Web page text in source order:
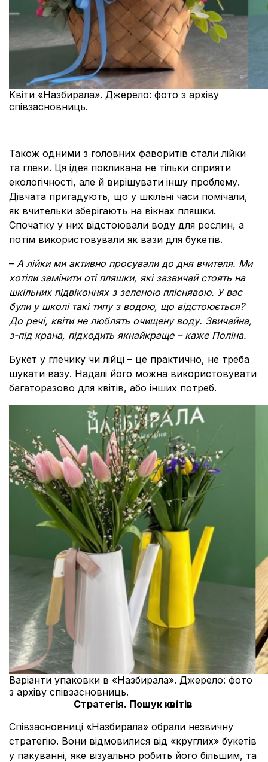
Квіти «Назбирала». Джерело: фото з архіву
співзасновниць.
Також одними з головних фаворитів стали лійки
та глеки. Ця ідея покликана не тільки сприяти
екологічності, але й вирішувати іншу проблему.
Дівчата пригадують, що у шкільні часи помічали,
як вчительки зберігають на вікнах пляшки.
Спочатку у них відстоювали воду для рослин, а
потім використовували як вази для букетів.
– А лійки ми активно просували до дня вчителя. Ми
хотіли замінити оті пляшки, які зазвичай стоять на
шкільних підвіконнях з зеленою пліснявою. У вас
були у школі такі типу з водою, що відстоюється?
До речі, квіти не люблять очищену воду. Звичайна,
з-під крана, підходить якнайкраще – каже Поліна.
Букет у глечику чи лійці – це практично, не треба
шукати вазу. Надалі його можна використовувати
багаторазово для квітів, або інших потреб.
Варіанти упаковки в «Назбирала». Джерело: фото
з архіву співзасновниць.
Стратегія. Пошук квітів
Співзасновниці «Назбирала» обрали незвичну
стратегію. Вони відмовилися від «круглих» букетів
у пакуванні, яке візуально робить його більшим, та